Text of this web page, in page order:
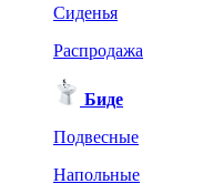
Сиденья
Распродажа
Биде
Подвесные
Напольные